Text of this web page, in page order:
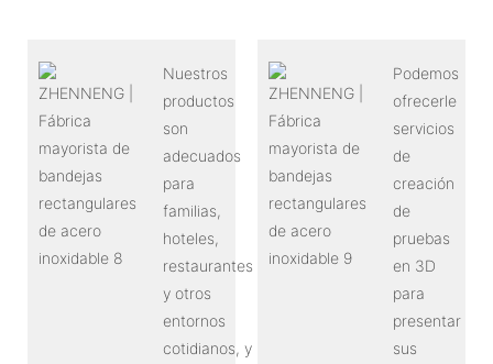
Nuestros
productos
son
adecuados
para
familias,
hoteles,
restaurantes
y otros
entornos
cotidianos, y
Podemos
ofrecerle
servicios
de
creación
de
pruebas
en 3D
para
presentar
sus